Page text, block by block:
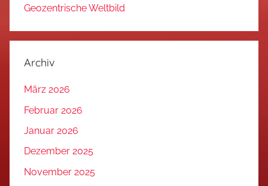
Geozentrische Weltbild
Archiv
März 2026
Februar 2026
Januar 2026
Dezember 2025
November 2025